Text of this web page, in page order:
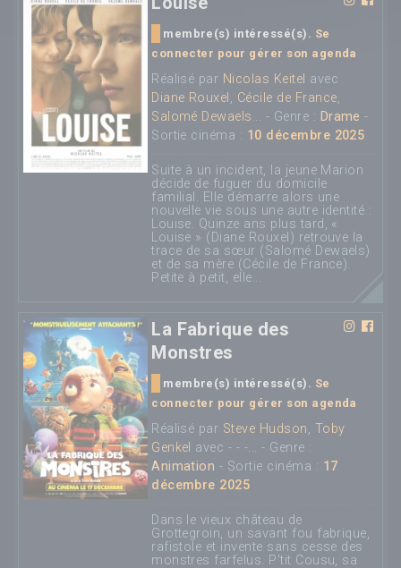
membre(s) intéressé(s). Se
connecter pour gérer son agenda
Réalisé par Nicolas Keitel avec
Diane Rouxel , Cécile de France,
Salomé Dewaels... - Genre : Drame -
Sortie cinéma : 10 décembre 2025
Suite à un incident, la jeune Marion
décide de fuguer du domicile
familial. Elle démarre alors une
nouvelle vie sous une autre identité :
Louise. Quinze ans plus tard, «
Louise » (Diane Rouxel) retrouve la
trace de sa sœur (Salomé Dewaels)
et de sa mère (Cécile de France).
Petite à petit, elle...
La Fabrique des
Monstres
membre(s) intéressé(s). Se
connecter pour gérer son agenda
Réalisé par Steve Hudson, Toby
Genkel avec - - -... - Genre :
Animation - Sortie cinéma : 17
décembre 2025
Dans le vieux château de
Grottegroin, un savant fou fabrique,
rafistole et invente sans cesse des
monstres farfelus. P'tit Cousu, sa